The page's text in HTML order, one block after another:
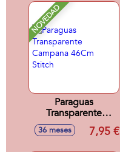
NOVEDAD
Paraguas
Transparente
Campana 46Cm
Stitch
36 meses 7,95 €